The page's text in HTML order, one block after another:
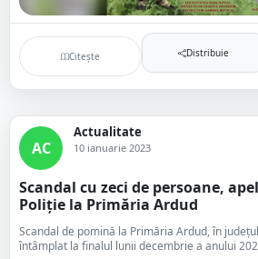
Citește Distribuie
AC
Actualitate
10 ianuarie 2023
Scandal cu zeci de persoane,
Poliție la Primăria Ardud
Scandal de pomină la Primăria Ardud, în
întâmplat la finalul lunii decembrie a anului